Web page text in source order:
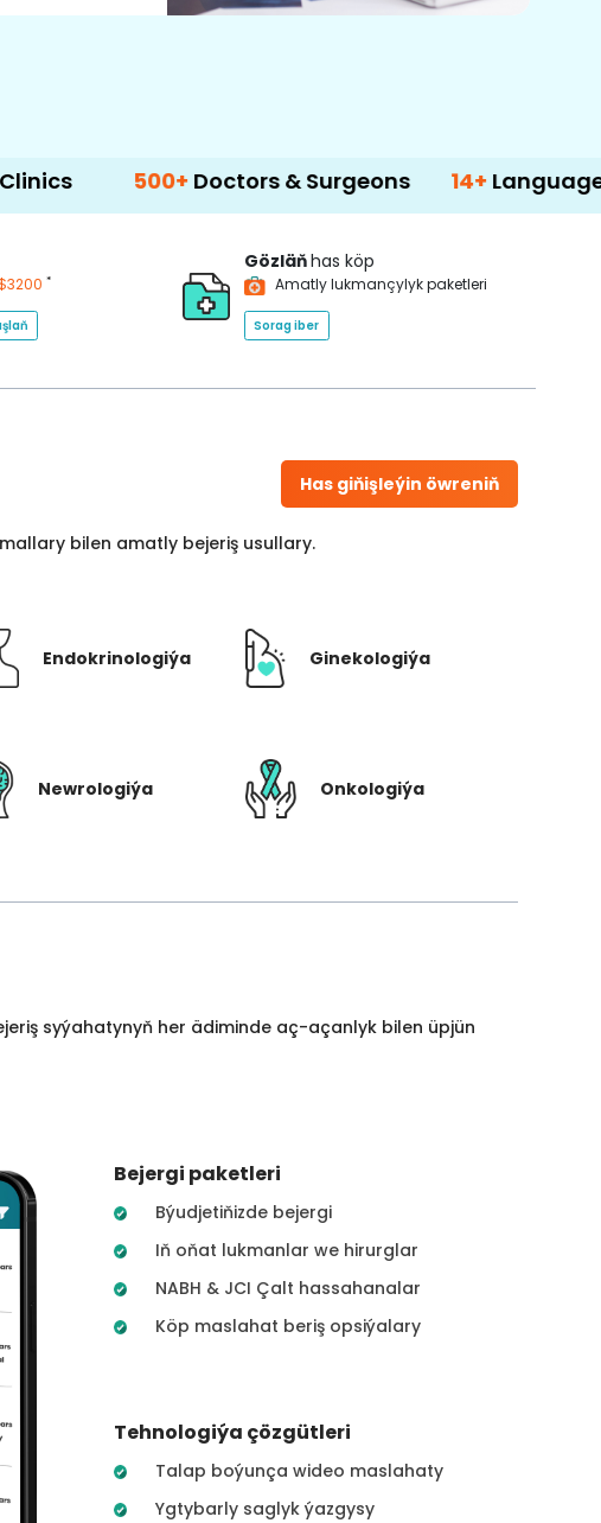
500+Doctors & Surgeons 14+Language Support
*
Gözläňhas köp
Amatly lukmançylyk paketleri
Sorag iber
Has giňişleýin öwreniň
bilen amatly bejeriş usullary.
Endokrinologiýa Ginekologiýa
Newrologiýa Onkologiýa
syýahatynyň her ädiminde aç-açanlyk bilen üpjün
Bejergi paketleri
Býudjetiňizde bejergi
Iň oňat lukmanlar we hirurglar
NABH & JCI Çalt hassahanalar
Köp maslahat beriş opsiýalary
Tehnologiýa çözgütleri
Talap boýunça wideo maslahaty
Ygtybarly saglyk ýazgysy